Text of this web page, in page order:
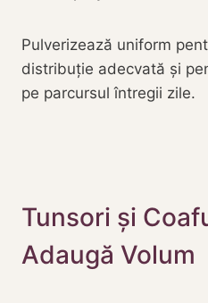
Pulverizează uniform
distribuție adecvată și
pe parcursul întregii zile.
Tunsori și
Adaugă Volum